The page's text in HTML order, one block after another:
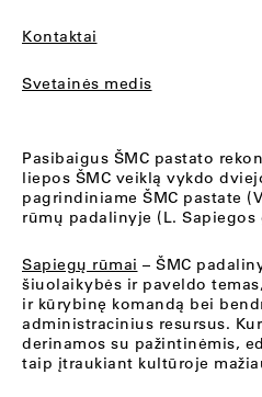
Kontaktai
Svetainės medis
Pasibaigus ŠMC pastato
liepos ŠMC veiklą vykdo
pagrindiniame ŠMC pastate
rūmų padalinyje (L. Sapiegos
Sapiegų rūmai – ŠMC
šiuolaikybės ir paveldo
ir kūrybinę komandą bei
administracinius resursus.
derinamos su pažintinėmis,
taip įtraukiant kultūroje